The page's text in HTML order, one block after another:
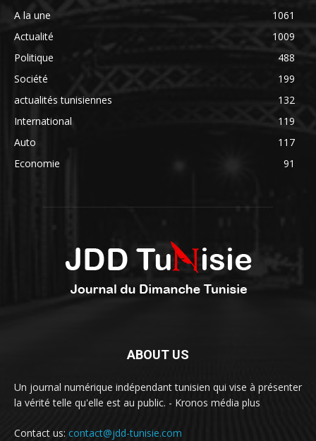
A la une
1061
Actualité
1009
Politique
488
Société
199
actualités tunisiennes
132
International
119
Auto
117
Economie
91
ABOUT US
Un journal numérique indépendant tunisien qui vise à présenter
la vérité telle qu'elle est au public. - Kronos média plus
Contact us: contact@jdd-tunisie.com